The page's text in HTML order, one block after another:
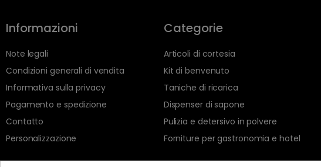
Informazioni
Note legali
Condizioni generali di vendita
Informativa sulla privacy
Pagamento e spedizione
Contatto
Personalizzazione
Categorie
Articoli di cortesia
Kit di benvenuto
Taniche di ricarica
Dispenser di sapone
Pulizia e detersivo in polvere
Forniture per gastronomia e hotel